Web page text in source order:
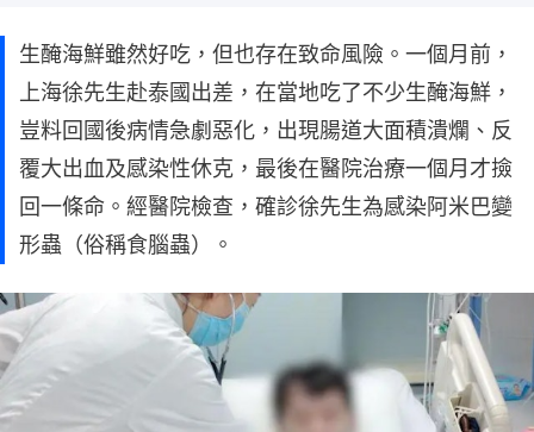
生醃海鮮雖然好吃，但也存在致命風險。一個月前，
上海徐先生赴泰國出差，在當地吃了不少生醃海鮮，
豈料回國後病情急劇惡化，出現腸道大面積潰爛、反
覆大出血及感染性休克，最後在醫院治療一個月才撿
回一條命。經醫院檢查，確診徐先生為感染阿米巴變
形蟲（俗稱食腦蟲）。